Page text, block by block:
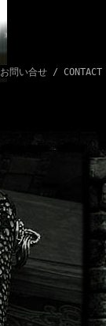
お問い合せ / CONTACT